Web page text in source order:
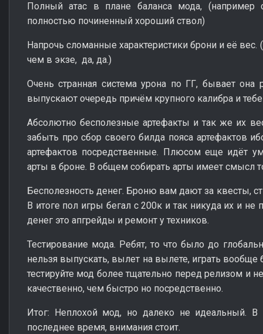
Полный атас в плане баланса мода,
полностью починенный хороший ствол)
Напрочь сломанные характеристики брони и её
чем в экзе, да, да.)
Очень странная система урона по ГГ, бывает она
выпускают очередь причём крупного калибра и
Абсолютно бесполезные артефакты и так же их
забыть про сбор своего билда пояса артефактов
артефактов посредственные. Плюсом еще идёт
арты в броне. В общем собирать арты имеет смысл
Бесполезность денег. Броню вам дают за квесты,
В итоге пол игры бегал с 200к и так никуда их и
денег это апгрейды и ремонт у техников.
Тестирование мода. Ребят, то что было до
нельзя выпускать, вылет на вылете, играть
тестируйте мод более тщательно перед релизом и
качественно, чем быстро но посредственно.
Итог: Неплохой мод, но далеко не идеальный.
последнее время, внимания стоит.